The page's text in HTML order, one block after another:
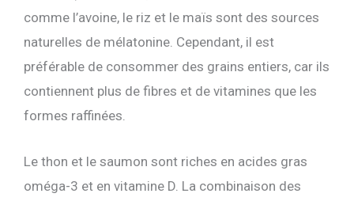
comme l’avoine, le riz et le maïs sont des sources
naturelles de mélatonine. Cependant, il est
préférable de consommer des grains entiers, car ils
contiennent plus de fibres et de vitamines que les
formes raffinées.
Le thon et le saumon sont riches en acides gras
oméga-3 et en vitamine D. La combinaison des